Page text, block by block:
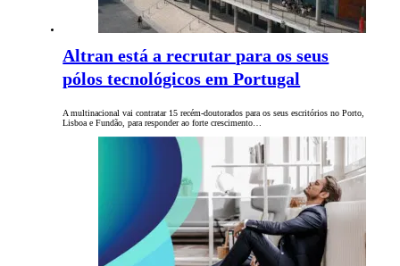
Altran está a recrutar para os seus
pólos tecnológicos em Portugal
A multinacional vai contratar 15 recém-doutorados para os seus escritórios no Porto,
Lisboa e Fundão, para responder ao forte crescimento…